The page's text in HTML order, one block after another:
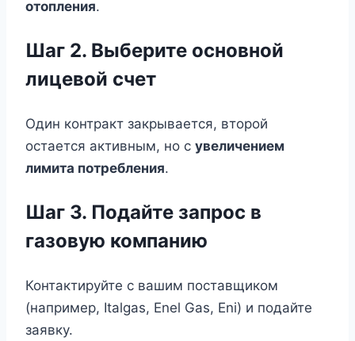
отопления.
Шаг 2. Выберите основной
лицевой счет
Один контракт закрывается, второй
остается активным, но с увеличением
лимита потребления.
Шаг 3. Подайте запрос в
газовую компанию
Контактируйте с вашим поставщиком
(например, Italgas, Enel Gas, Eni) и подайте
заявку.